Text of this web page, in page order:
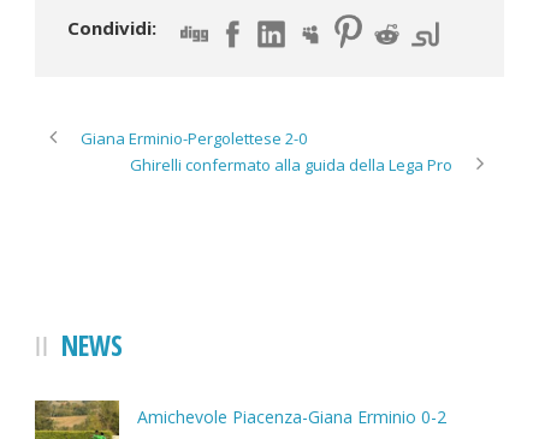
Condividi:
Giana Erminio-Pergolettese 2-0
Ghirelli confermato alla guida della Lega Pro
NEWS
Amichevole Piacenza-Giana Erminio 0-2